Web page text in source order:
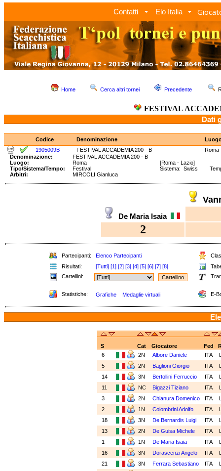
Contatti Elo Italia
Home Cerca altri tornei Precedente
FESTIVAL
Dati
Codice Denominazione
1905009B
FESTIVAL ACCADEMIA 200 - B
Roma
Denominazione:
FESTIVAL ACCADEMIA 200 - B
Luogo:
Roma
[Roma - Lazio]
Tipo/Sistema/Tempo:
Festival
Sistema: Swiss
Arbitri:
MIRCOLI Gianluca
De Maria Isaia
2
Partecipanti: Elenco Partecipanti
Risultati:
[Tutti] [1] [2] [3] [4] [5] [6] [7] [8]
Cartellini:
Statistiche: Grafiche Medaglie virtuali E-
S Cat Giocatore Fed
6
2N Albore Daniele ITA
5
2N Baglioni Giorgio ITA
14
3N Bertollini Ferruccio ITA
11
NC Bigazzi Tiziano ITA
3
2N Chianura Domenico ITA
2
1N Colombrini Adolfo ITA
18
3N De Bernardis Luigi ITA
13
2N De Guisa Michele ITA
1
1N De Maria Isaia ITA
16
3N Dorascenzi Angelo ITA
21
3N Ferrara Sebastiano ITA